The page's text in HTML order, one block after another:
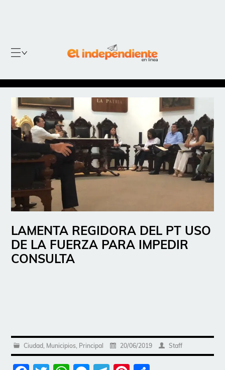
LAMENTA REGIDORA DEL PT USO
DE LA FUERZA PARA IMPEDIR
CONSULTA
Ciudad Municipios Principal 20/06/2019 Staff